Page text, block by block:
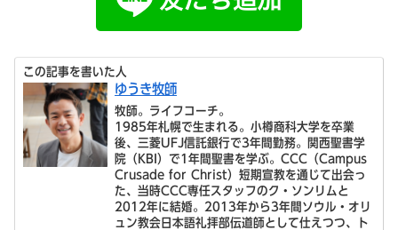
この記事を書いた人
ゆうき牧師
牧師。ライフコーチ。
1985年札幌で生まれる。小樽商科大学を卒業
後、三菱UFJ信託銀行で3年間勤務。関西聖書学
院（KBI）で1年間聖書を学ぶ。CCC（Campus
Crusade for Christ）短期宣教を通じて出会っ
た、当時CCC専任スタッフのク・ソンリムと
2012年に結婚。2013年から3年間ソウル・オリ
ュン教会日本語礼拝部伝道師として仕えつつ、ト